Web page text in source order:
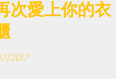
次愛上你的衣
2017